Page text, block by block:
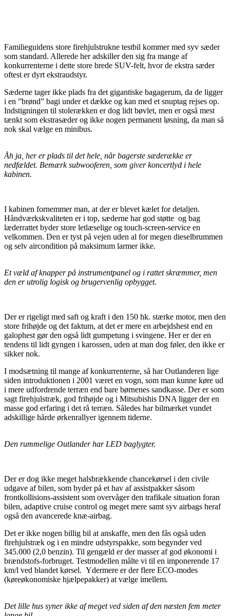
Familieguidens store firehjulstrukne testbil kommer med syv sæder
som standard. Allerede her adskiller den sig fra mange af
konkurrenterne i dette store brede SUV-felt, hvor de ekstra sæder
oftest er dyrt ekstraudstyr.
Sæderne tager ikke plads fra det gigantiske bagagerum, da de ligger
i en ”brønd” bagi under et dække og kan med et snuptag rejses op.
Indstigningen til stolerækken er dog lidt bøvlet, men er også mest
tænkt som ekstrasæder og ikke nogen permanent løsning, da man så
nok skal vælge en minibus.
Åh ja, her er plads til det hele, når bagerste sæderække er
nedfældet. Bemærk subwooferen, som giver koncertlyd i hele
kabinen.
I kabinen fornemmer man, at der er blevet kælet for detaljen.
Håndværkskvaliteten er i top, sæderne har god støtte og bag
læderrattet byder store letlæselige og touch-screen-service en
velkommen. Den er tyst på vejen uden al for megen dieselbrummen
og selv aircondition på maksimum larmer ikke.
Et væld af knapper på instrumentpanel og i rattet skræmmer, men
den er utrolig logisk og brugervenlig opbygget.
Der er rigeligt med saft og kraft i den 150 hk. stærke motor, men den
store frihøjde og det faktum, at det er mere en arbejdshest end en
galophest gør den også lidt gumpetung i svingene. Her er der en
tendens til lidt gyngen i karossen, uden at man dog føler, den ikke er
sikker nok.
I modsætning til mange af konkurrenterne, så har Outlanderen lige
siden introduktionen i 2001 været en vogn, som man kunne køre ud
i mere udfordrende terræn end bare børnenes sandkasse. Der er som
sagt firehjulstræk, god frihøjde og i Mitsubishis DNA ligger der en
masse god erfaring i det rå terræn. Således har bilmærket vundet
adskillige hårde ørkenrallyer igennem tiderne.
Den rummelige Outlander har LED baglygter.
Der er dog ikke meget halsbrækkende chancekørsel i den civile
udgave af bilen, som byder på et hav af assistpakker såsom
frontkollisions-assistent som overvåger den trafikale situation foran
bilen, adaptive cruise control og meget mere samt syv airbags heraf
også den avancerede knæ-airbag.
Det er ikke nogen billig bil at anskaffe, men den fås også uden
firehjulstræk og i en mindre udstyrspakke, som begynder ved
345.000 (2,0 benzin). Til gengæld er der masser af god økonomi i
brændstofs-forbruget. Testmodellen målte vi til en imponerende 17
km/l ved blandet kørsel. Ydermere er der flere ECO-modes
(køreøkonomiske hjælpepakker) at vælge imellem.
Det lille hus syner ikke af meget ved siden af den næsten fem meter